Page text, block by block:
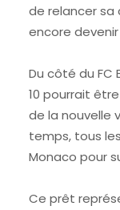
de relancer sa
encore
Du côté du FC
10 pourrait
de la nouvelle
temps, tous
Monaco pour
Ce prêt